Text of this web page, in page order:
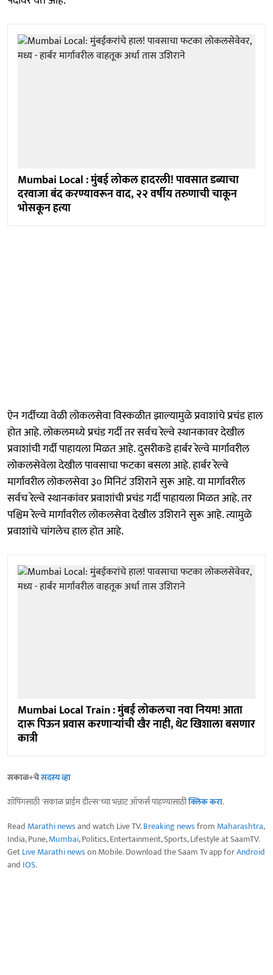
Mumbai Local : मुंबई लोकल हादरली! पावसात डब्याचा
दरवाजा बंद करण्यावरून वाद, २२ वर्षीय तरुणाची चाकून
भोसकून हत्या
ऐन गर्दीच्या वेळी लोकलसेवा विस्कळीत झाल्यामुळे प्रवाशांचे प्रचंड हाल
होत आहे. लोकलमध्ये प्रचंड गर्दी तर सर्वच रेल्वे स्थानकावर देखील
प्रवाशांची गर्दी पाहायला मिळत आहे. दुसरीकडे हार्बर रेल्वे मार्गावरील
लोकलसेवेला देखील पावसाचा फटका बसला आहे. हार्बर रेल्वे
मार्गावरील लोकलसेवा ३० मिनिटं उशिराने सुरू आहे. या मार्गावरील
सर्वच रेल्वे स्थानकांवर प्रवाशांची प्रचंड गर्दी पाहायला मिळत आहे. तर
पश्चिम रेल्वे मार्गावरील लोकलसेवा देखील उशिराने सुरू आहे. त्यामुळे
प्रवाशांचे चांगलेच हाल होत आहे.
Mumbai Local Train : मुंबई लोकलचा नवा नियम! आता
दारू पिऊन प्रवास करणाऱ्यांची खैर नाही, थेट खिशाला बसणार
कात्री
सकाळ+चेसदस्य व्हा
शॉपिंगसाठी 'सकाळ प्राईम डील्स'च्या भन्नाट ऑफर्स पाहण्यासाठीक्लिक करा.
Read Marathi newsand watch Live TV.Breaking newsfrom Maharashtra,
India, Pune,Mumbai, Politics, Entertainment, Sports, Lifestyle at SaamTV.
GetLive Marathi newson Mobile. Download the Saam Tv app forAndroid
and IOS.